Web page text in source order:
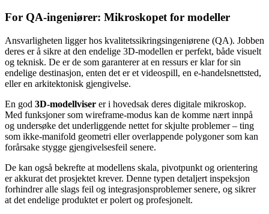
For QA-ingeniører: Mikroskopet for modeller
Ansvarligheten ligger hos kvalitetssikringsingeniørene (QA). Jobben
deres er å sikre at den endelige 3D-modellen er perfekt, både visuelt
og teknisk. De er de som garanterer at en ressurs er klar for sin
endelige destinasjon, enten det er et videospill, en e-handelsnettsted,
eller en arkitektonisk gjengivelse.
En god 3D-modellviser er i hovedsak deres digitale mikroskop.
Med funksjoner som wireframe-modus kan de komme nært innpå
og undersøke det underliggende nettet for skjulte problemer – ting
som ikke-manifold geometri eller overlappende polygoner som kan
forårsake stygge gjengivelsesfeil senere.
De kan også bekrefte at modellens skala, pivotpunkt og orientering
er akkurat det prosjektet krever. Denne typen detaljert inspeksjon
forhindrer alle slags feil og integrasjonsproblemer senere, og sikrer
at det endelige produktet er polert og profesjonelt.